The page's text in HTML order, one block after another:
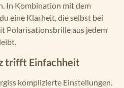
In Kombination mit dem
eine Klarheit, die selbst bei
Polarisationsbrille aus jedem
trifft Einfachheit
komplizierte Einstellungen.